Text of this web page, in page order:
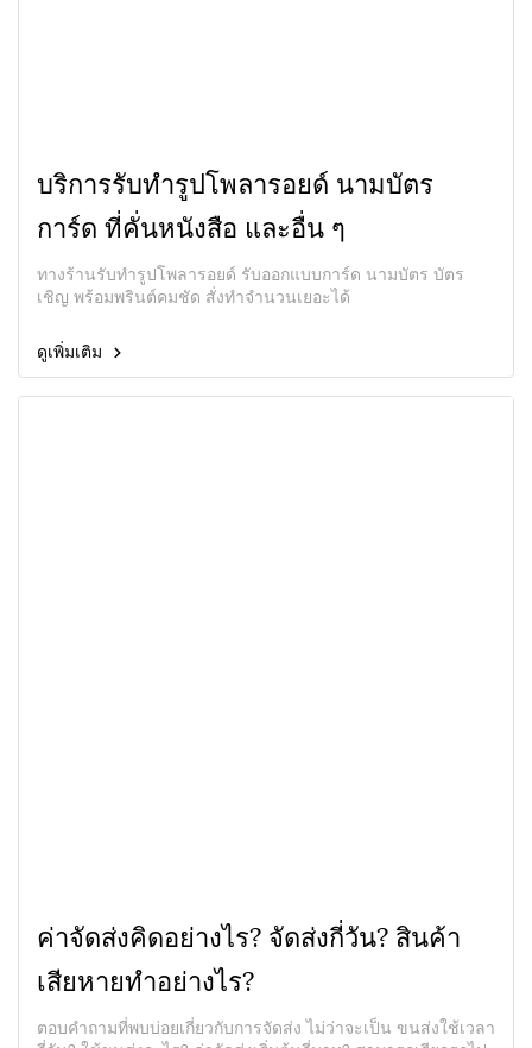
บริการรับทำรูปโพลารอยด์ นามบัตร
การ์ด ที่คั่นหนังสือ และอื่น ๆ
ทางร้านรับทำรูปโพลารอยด์ รับออกแบบการ์ด นามบัตร บัตร
เชิญ พร้อมพรินต์คมชัด สั่งทำจำนวนเยอะได้
ดูเพิ่มเติม
ค่าจัดส่งคิดอย่างไร? จัดส่งกี่วัน? สินค้า
เสียหายทำอย่างไร?
ตอบคำถามที่พบบ่อยเกี่ยวกับการจัดส่ง ไม่ว่าจะเป็น ขนส่งใช้เวลา